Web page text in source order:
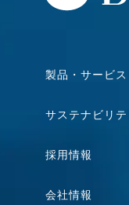
製品・サービス
サステナビリテ
採用情報
会社情報